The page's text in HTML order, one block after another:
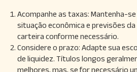
Acompanhe as taxas: Mantenha-
situação econômica e previsões
carteira conforme necessário.
Considere o prazo: Adapte sua
de liquidez. Títulos longos
melhores, mas, se for necessário